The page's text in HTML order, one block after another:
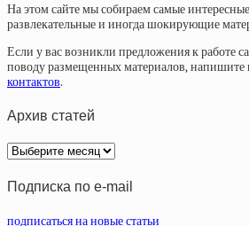
На этом сайте мы собираем самые
развлекательные и иногда шокирующие
Если у вас возникли предложения к работе
поводу размещенных материалов, напишите
контактов.
Архив статей
Архив
статей
Подписка по e-mail
подписаться на новые статьи